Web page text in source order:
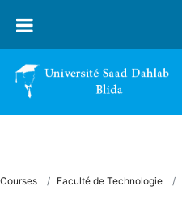
Courses Faculté de Technologie